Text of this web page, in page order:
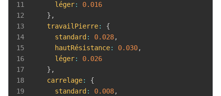
11
léger:
0.016
12
} ,
13
travailPierre:
{
14
standard : 0.028,
15
hautRésistance: 0.030,
16
léger:
0.026
17
} ,
18
carrelage:
{
19
standard : 0.008,